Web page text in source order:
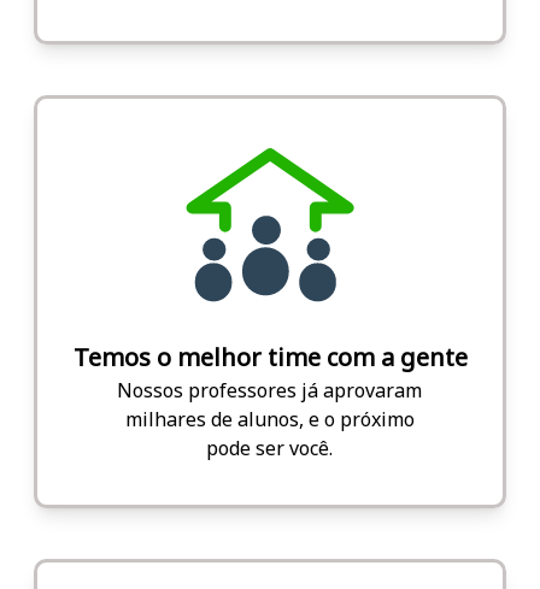
Temos o melhor time com a gente
Nossos professores já aprovaram
milhares de alunos, e o próximo
pode ser você.